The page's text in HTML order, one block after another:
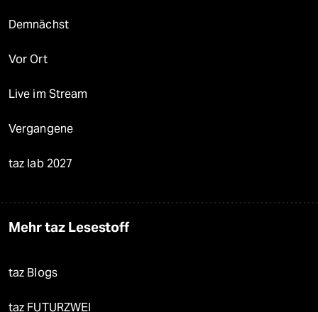
Demnächst
Vor Ort
Live im Stream
Vergangene
taz lab 2027
Mehr taz Lesestoff
taz Blogs
taz FUTURZWEI